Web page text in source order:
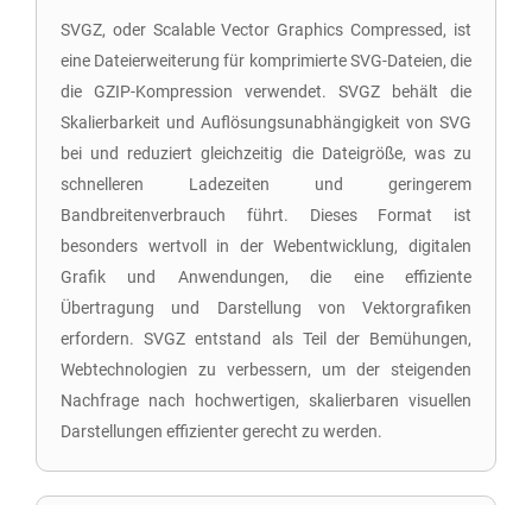
SVGZ, oder Scalable Vector Graphics Compressed, ist
eine Dateierweiterung für komprimierte SVG-Dateien, die
die GZIP-Kompression verwendet. SVGZ behält die
Skalierbarkeit und Auflösungsunabhängigkeit von SVG
bei und reduziert gleichzeitig die Dateigröße, was zu
schnelleren Ladezeiten und geringerem
Bandbreitenverbrauch führt. Dieses Format ist
besonders wertvoll in der Webentwicklung, digitalen
Grafik und Anwendungen, die eine effiziente
Übertragung und Darstellung von Vektorgrafiken
erfordern. SVGZ entstand als Teil der Bemühungen,
Webtechnologien zu verbessern, um der steigenden
Nachfrage nach hochwertigen, skalierbaren visuellen
Darstellungen effizienter gerecht zu werden.